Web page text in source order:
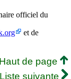
officiel du
et de
Haut de page
Liste suivante